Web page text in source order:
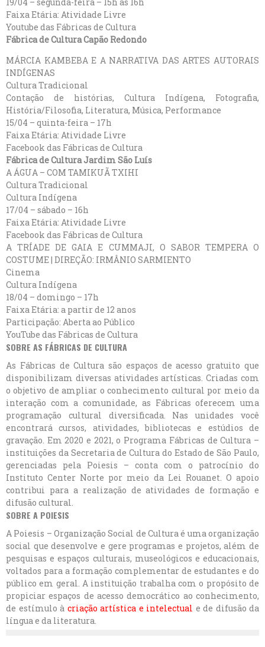
Faixa Etária: Atividade Livre
Youtube das Fábricas de Cultura
Fábrica de Cultura Capão Redondo
MÁRCIA KAMBEBA E A NARRATIVA DAS ARTES AUTORAIS
INDÍGENAS
Cultura Tradicional
Contação de histórias, Cultura Indígena, Fotografia,
História/Filosofia, Literatura, Música, Performance
15/04 – quinta-feira – 17h
Faixa Etária: Atividade Livre
Facebook das Fábricas de Cultura
Fábrica de Cultura Jardim São Luís
A ÁGUA – COM TAMIKUÃ TXIHI
Cultura Tradicional
Cultura Indígena
17/04 – sábado – 16h
Faixa Etária: Atividade Livre
Facebook das Fábricas de Cultura
A TRÍADE DE GAIA E CUMMAJI, O SABOR TEMPERA O
COSTUME | DIREÇÃO: IRMÂNIO SARMIENTO
Cinema
Cultura Indígena
18/04 – domingo – 17h
Faixa Etária: a partir de 12 anos
Participação: Aberta ao Público
YouTube das Fábricas de Cultura
SOBRE AS FÁBRICAS DE CULTURA
As Fábricas de Cultura são espaços de acesso gratuito que
disponibilizam diversas atividades artísticas. Criadas com
o objetivo de ampliar o conhecimento cultural por meio da
interação com a comunidade, as Fábricas oferecem uma
programação cultural diversificada. Nas unidades você
encontrará cursos, atividades, bibliotecas e estúdios de
gravação. Em 2020 e 2021, o Programa Fábricas de Cultura –
instituições da Secretaria de Cultura do Estado de São Paulo,
gerenciadas pela Poiesis – conta com o patrocínio do
Instituto Center Norte por meio da Lei Rouanet. O apoio
contribui para a realização de atividades de formação e
difusão cultural.
SOBRE A POIESIS
A Poiesis – Organização Social de Cultura é uma organização
social que desenvolve e gere programas e projetos, além de
pesquisas e espaços culturais, museológicos e educacionais,
voltados para a formação complementar de estudantes e do
público em geral. A instituição trabalha com o propósito de
propiciar espaços de acesso democrático ao conhecimento,
de estímulo à criação artística e intelectual e de difusão da
língua e da literatura.